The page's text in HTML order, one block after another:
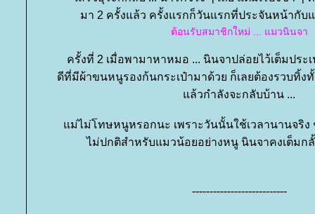
มา 2 ครั้งแล้ว ครั้งแรกก็วันแรกที่ประจันหน้ากั
ต้อนรับสมาชิกใหม่ ... แมวนินจา
ครั้งที่ 2 เมื่อพามาหาหมอ ... นินจาปล่อยไว้เต็มประ
ดีที่มีผ้าขนหนูรองก้นกระเป๋ามาด้วย ก็เลยต้องรวบทิ้ง
ล้วกำลังจะกลับบ้าน ...
ม่ไม่โทษหนูหรอกนะ เพราะวันนั้นใช้เวลานานจริง
ไม่ปกติสำหรับแมวน้อยอย่างหนู นินจาคงเต็มก
---------------------------